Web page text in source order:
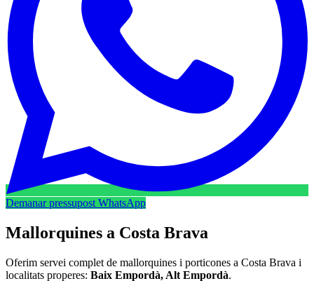
Demanar pressupost WhatsApp
Mallorquines a Costa Brava
Oferim servei complet de mallorquines i porticones a Costa Brava i
localitats properes: Baix Empordà, Alt Empordà.